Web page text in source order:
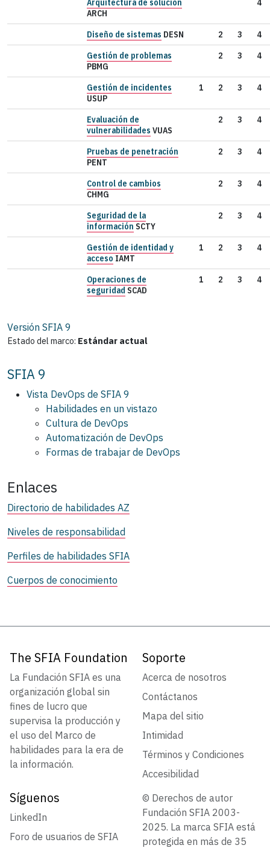
Arquitectura de solución
ARCH
4
Diseño de sistemas DESN 2 3
4
Gestión de problemas
PBMG
2 3 4
Gestión de incidentes
USUP
1 2 3 4
Evaluación de
vulnerabilidades VUAS
2 3 4
Pruebas de penetración
PENT
2 3 4
Control de cambios
CHMG
2 3 4
Seguridad de la
información SCTY
2 3 4
Gestión de identidad y
acceso IAMT
1 2 3 4
Operaciones de
seguridad SCAD
1 2 3 4
Versión SFIA 9
Estado del marco: Estándar actual
SFIA 9
Vista DevOps de SFIA 9
Habilidades en un vistazo
Cultura de DevOps
Automatización de DevOps
Formas de trabajar de DevOps
Enlaces
Directorio de habilidades AZ
Niveles de responsabilidad
Perfiles de habilidades SFIA
Cuerpos de conocimiento
The SFIA Foundation
La Fundación SFIA es una
organización global sin
fines de lucro que
supervisa la producción y
el uso del Marco de
habilidades para la era de
la información.
Soporte
Acerca de nosotros
Contáctanos
Mapa del sitio
Intimidad
Términos y Condiciones
Accesibilidad
Síguenos
LinkedIn
Foro de usuarios de SFIA
© Derechos de autor
Fundación SFIA 2003-
2025. La marca SFIA está
protegida en más de 35